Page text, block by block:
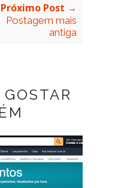
Próximo Post →
Postagem mais
antiga